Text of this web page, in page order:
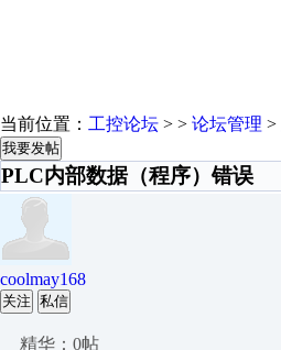
当前位置： 工控论坛 > > 论坛管理 >
我要发帖
PLC内部数据（程序）错误
coolmay168
关注 私信
精华：0帖